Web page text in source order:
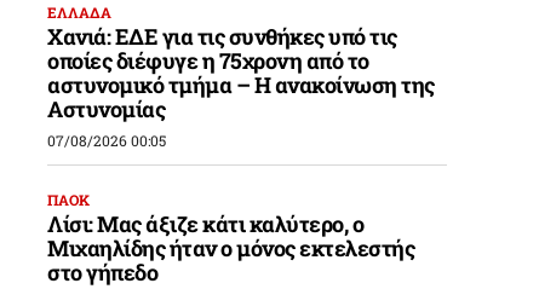
ΕΛΛΑΔΑ
Χανιά: ΕΔΕ για τις συνθήκες υπό τις
οποίες διέφυγε η 75χρονη από το
αστυνομικό τμήμα – Η ανακοίνωση της
Αστυνομίας
07/08/2026 00:05
ΠΑΟΚ
Λίσι: Μας άξιζε κάτι καλύτερο, ο
Μιχαηλίδης ήταν ο μόνος εκτελεστής
στο γήπεδο